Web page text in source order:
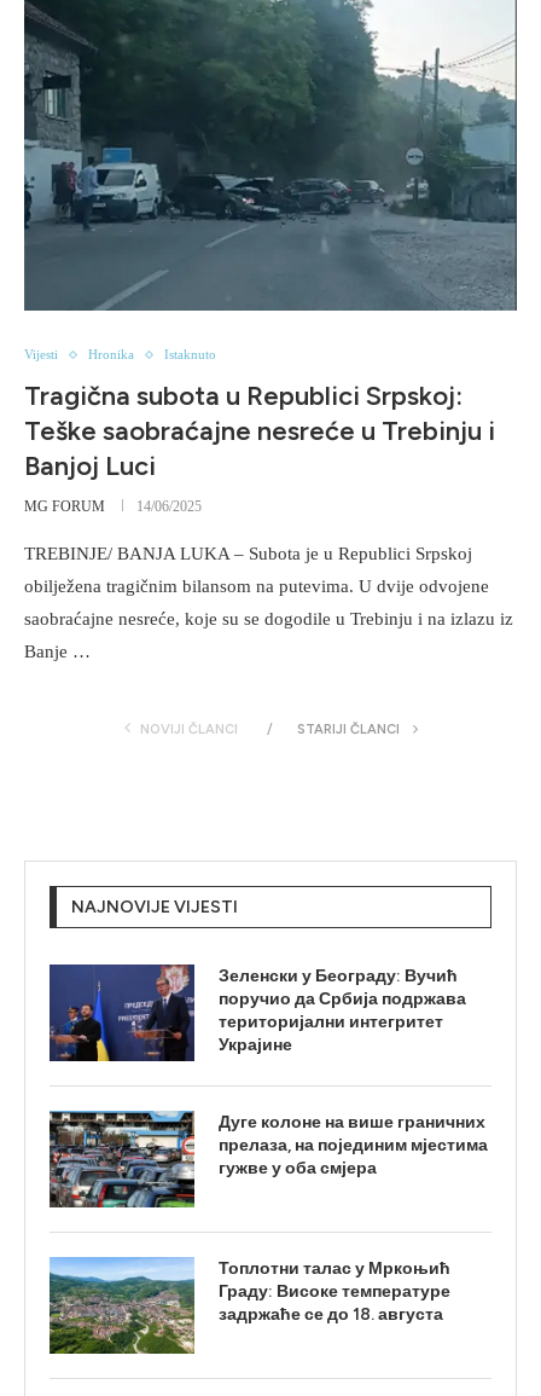
Vijesti Hronika Istaknuto
Tragična subota u Republici Srpskoj:
Teške saobraćajne nesreće u Trebinju i
Banjoj Luci
MG FORUM 14/06/2025
TREBINJE/ BANJA LUKA – Subota je u Republici Srpskoj
obilježena tragičnim bilansom na putevima. U dvije odvojene
saobraćajne nesreće, koje su se dogodile u Trebinju i na izlazu iz
Banje …
NOVIJI ČLANCI STARIJI ČLANCI
NAJNOVIJE VIJESTI
Зеленски у Београду: Вучић
поручио да Србија подржава
територијални интегритет
Украјине
Дуге колоне на више граничних
прелаза, на појединим мјестима
гужве у оба смјера
Топлотни талас у Мркоњић
Граду: Високе температуре
задржаће се до 18. августа